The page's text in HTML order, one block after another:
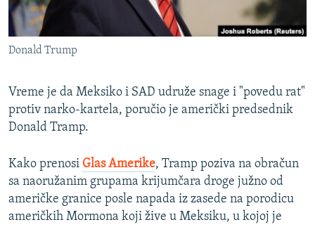
VIŠE OD NASLOVA
GENOCID U SREBRENICI
POPLAVE I KLIZIŠTA U BIH 2024.
TV LIBERTY
POST SCRIPTUM
MOJA EVROPA
TRI DECENIJE OD RATA U BIH
SVE KARTE DEJTONA
NASTANAK I RASPAD JUGOSLAVIJE
PRATITE NAS
Sve RFE/RL stranice
Donald Trump
Vreme je da Meksiko i SAD udruže snage i "povedu rat"
protiv narko-kartela, poručio je američki predsednik
Donald Tramp.
Kako prenosi Glas Amerike, Tramp poziva na obračun
sa naoružanim grupama krijumčara droge južno od
američke granice posle napada iz zasede na porodicu
američkih Mormona koji žive u Meksiku, u kojoj je